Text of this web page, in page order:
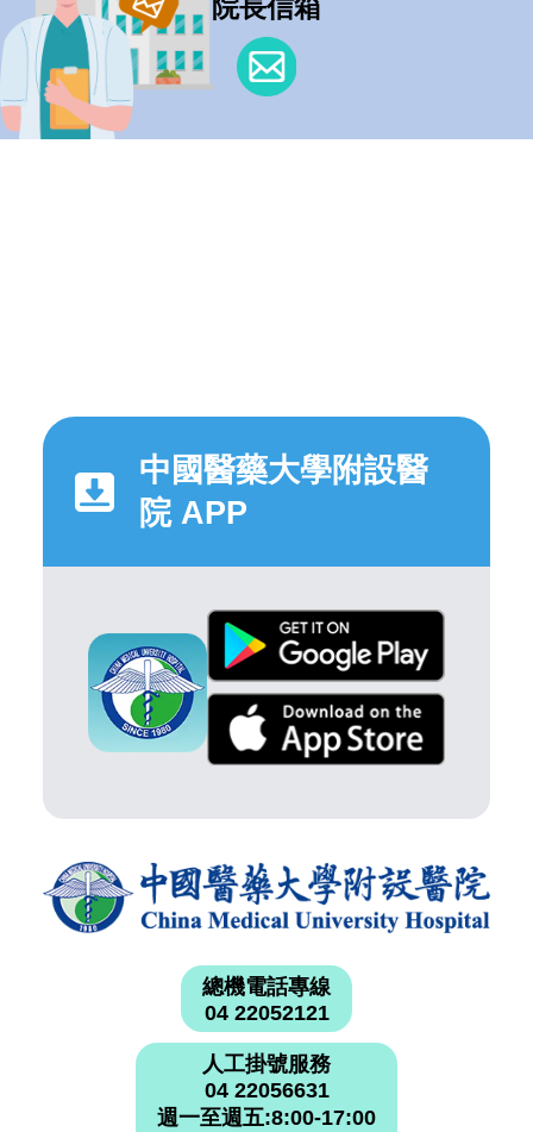
院長信箱
中國醫藥大學附設醫
院 APP
總機電話專線
04 22052121
人工掛號服務
04 22056631
週一至週五:8:00-17:00